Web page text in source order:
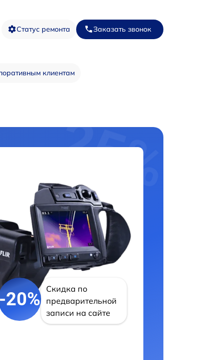
Статус ремонта Заказать звонок
клиентам
20%
Скидка по
предварительной
записи на сайте